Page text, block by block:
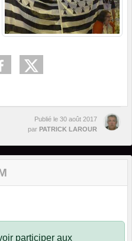
Publié le 30 août 2017
par PATRICK LAROUR
participer aux